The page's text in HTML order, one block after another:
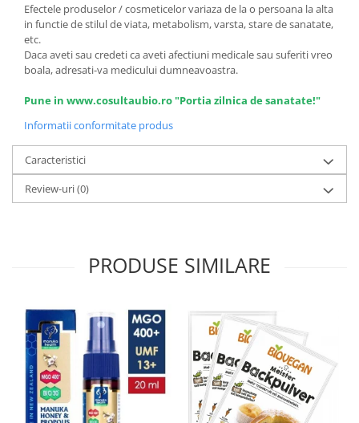
Efectele produselor / cosmeticelor variaza de la o persoana la alta
in functie de stilul de viata, metabolism, varsta, stare de sanatate,
etc.
Daca aveti sau credeti ca aveti afectiuni medicale sau suferiti vreo
boala, adresati-va medicului dumneavoastra.
Pune in www.cosultaubio.ro "Portia zilnica de sanatate!"
Informatii conformitate produs
Caracteristici
Review-uri(0)
PRODUSE SIMILARE